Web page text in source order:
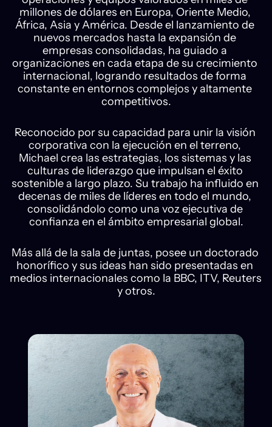
millones de dólares en Europa, Oriente Medio,
África, Asia y América. Desde el lanzamiento de
nuevos mercados hasta la expansión de
empresas consolidadas, ha guiado a
organizaciones en cada etapa de su crecimiento
internacional, logrando resultados de forma
constante en entornos complejos y altamente
competitivos.
Reconocido por su capacidad para unir la visión
corporativa con la ejecución en el terreno,
Michael crea las estrategias, los sistemas y las
culturas de liderazgo que impulsan el éxito
sostenible a largo plazo. Su trabajo ha influido en
decenas de miles de líderes en todo el mundo,
consolidándolo como una voz ejecutiva de
confianza en el ámbito empresarial global.
Más allá de la sala de juntas, posee un doctorado
honorífico y sus ideas han sido presentadas en
medios internacionales como la BBC, ITV, Reuters
y otros.